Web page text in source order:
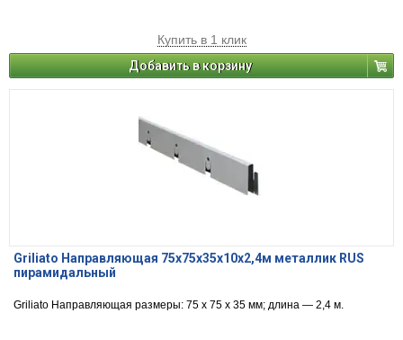
Купить в 1 клик
Добавить в корзину
Griliato Направляющая 75x75x35x10х2,4м металлик RUS
пирамидальный
Griliato Направляющая размеры: 75 x 75 x 35 мм; длина — 2,4 м.